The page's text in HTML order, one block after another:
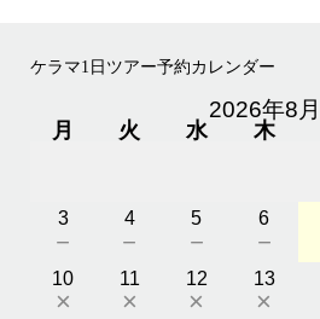
ケラマ1日ツアー予約カレンダー
2026年8月
月 火 水 木
3
－
4
－
5
－
6
－
10
×
11
×
12
×
13
×